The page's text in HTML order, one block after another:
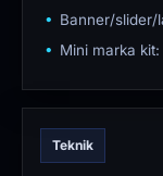
Banner/slider/
Mini marka
Teknik